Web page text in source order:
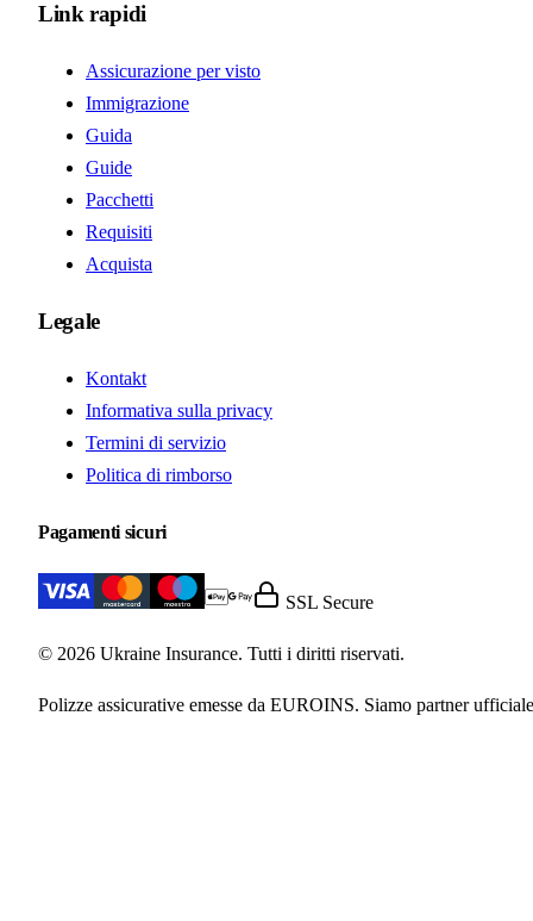
Link rapidi
Assicurazione per visto
Immigrazione
Guida
Guide
Pacchetti
Requisiti
Acquista
Legale
Kontakt
Informativa sulla privacy
Termini di servizio
Politica di rimborso
Pagamenti sicuri
SSL Secure
© 2026 Ukraine Insurance. Tutti i diritti riservati.
Polizze assicurative emesse da EUROINS. Siamo partner